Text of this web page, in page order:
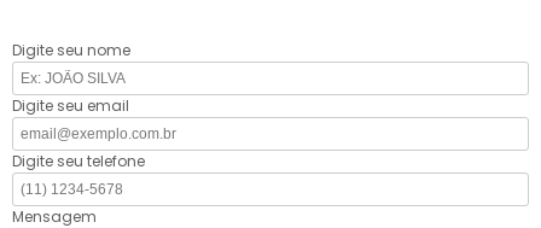
Digite seu nome
Digite seu email
Digite seu telefone
Mensagem